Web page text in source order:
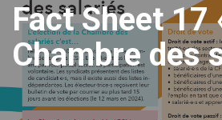
Fact Sheet 17
Chambre des